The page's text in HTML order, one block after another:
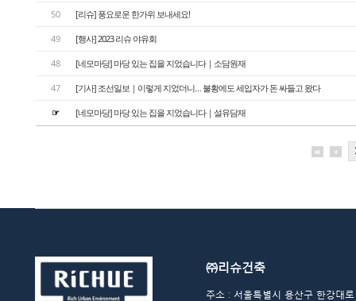
50 [리슈] 풍요로운 한가위 보내세요!
49 [행사] 2023 리슈 야유회
48 [네모마당] 마당 있는 집을 지었습니다｜소담원재
47 [기사] 조선일보｜이렇게 지었더니… 불황에도 세입자가 돈 싸들고 왔다
☞ [네모마당] 마당 있는 집을 지었습니다｜설유담재
㈜리슈건축
주소 : 서울특별시 용산구 한강대